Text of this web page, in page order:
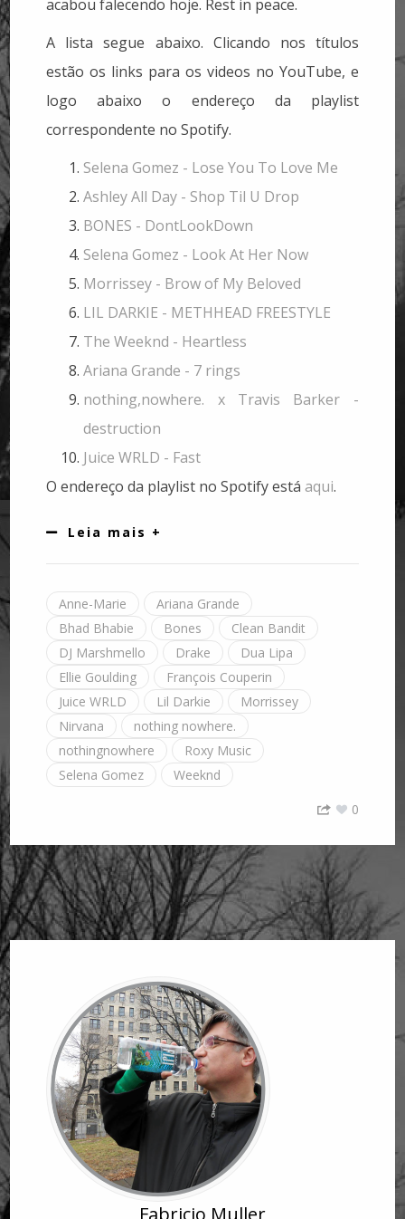
acabou falecendo hoje. Rest in peace.
A lista segue abaixo. Clicando nos títulos
estão os links para os videos no YouTube, e
logo abaixo o endereço da playlist
correspondente no Spotify.
Selena Gomez - Lose You To Love Me
Ashley All Day - Shop Til U Drop
BONES - DontLookDown
Selena Gomez - Look At Her Now
Morrissey - Brow of My Beloved
LIL DARKIE - METHHEAD FREESTYLE
The Weeknd - Heartless
Ariana Grande - 7 rings
nothing,nowhere. x Travis Barker -
destruction
Juice WRLD - Fast
O endereço da playlist no Spotify estáaqui.
Leia mais +
Anne-Marie
Ariana Grande
Bhad Bhabie
Bones
Clean Bandit
DJ Marshmello
Drake
Dua Lipa
Ellie Goulding
François Couperin
Juice WRLD
Lil Darkie
Morrissey
Nirvana
nothing nowhere.
nothingnowhere
Roxy Music
Selena Gomez
Weeknd
0
Fabricio Muller